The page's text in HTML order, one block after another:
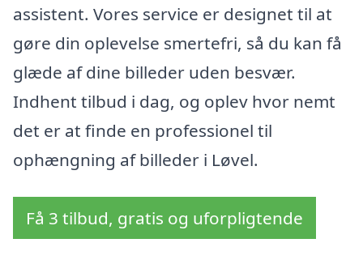
assistent. Vores service er designet til at
gøre din oplevelse smertefri, så du kan få
glæde af dine billeder uden besvær.
Indhent tilbud i dag, og oplev hvor nemt
det er at finde en professionel til
ophængning af billeder i Løvel.
Få 3 tilbud, gratis og uforpligtende